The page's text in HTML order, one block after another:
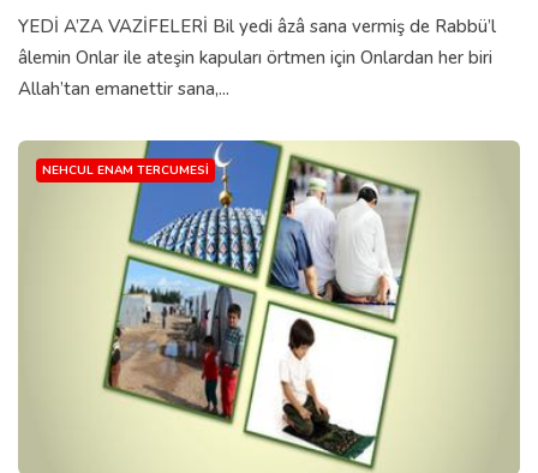
YEDİ A’ZA VAZİFELERİ Bil yedi âzâ sana vermiş de Rabbü’l
âlemin Onlar ile ateşin kapuları örtmen için Onlardan her biri
Allah’tan emanettir sana,...
NEHCUL ENAM TERCUMESI